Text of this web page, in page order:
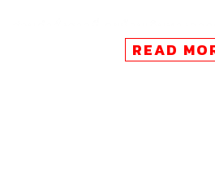
คดีที่อัยการเป็นโจทก์ยื่นฟ้อง คดีร่ว
หรือแสดงความอาฆาตมาดร้าย พร
READ